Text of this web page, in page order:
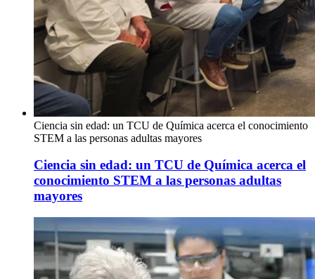
Ciencia sin edad: un TCU de Química acerca el conocimiento
STEM a las personas adultas mayores
Ciencia sin edad: un TCU de Química acerca el
conocimiento STEM a las personas adultas
mayores